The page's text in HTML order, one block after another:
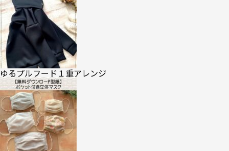
ゆるプルフード１重アレンジ